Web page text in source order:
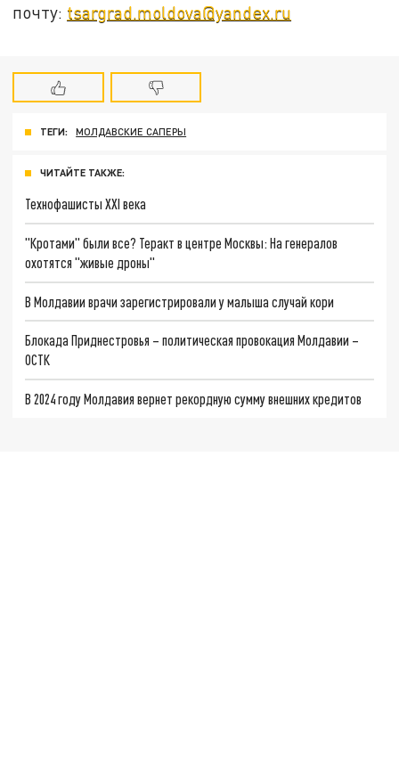
почту: tsargrad.moldova@yandex.ru
ТЕГИ: МОЛДАВСКИЕ САПЕРЫ
ЧИТАЙТЕ ТАКЖЕ:
Технофашисты XXI века
"Кротами" были все? Теракт в центре Москвы: На генералов
охотятся "живые дроны"
В Молдавии врачи зарегистрировали у малыша случай кори
Блокада Приднестровья – политическая провокация Молдавии –
ОСТК
В 2024 году Молдавия вернет рекордную сумму внешних кредитов